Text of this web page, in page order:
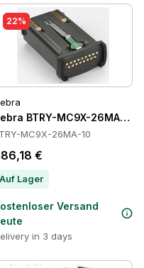
22%
BTRY-MC9X-26MA-10
MC9X-26MA-10
€
Auf Lager
Versand
in 3 days